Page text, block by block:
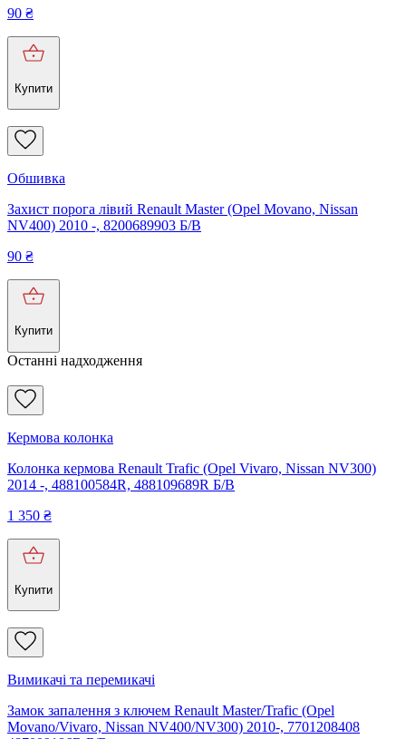
90 ₴
Купити
Обшивка
Захист порога лівий Renault Master (Opel Movano, Nissan
NV400) 2010 -, 8200689903 Б/В
90 ₴
Купити
Останні надходження
Кермова колонка
Колонка кермова Renault Trafic (Opel Vivaro, Nissan NV300)
2014 -, 488100584R, 488109689R Б/В
1 350 ₴
Купити
Вимикачі та перемикачі
Замок запалення з ключем Renault Master/Trafic (Opel
Movano/Vivaro, Nissan NV400/NV300) 2010-, 7701208408